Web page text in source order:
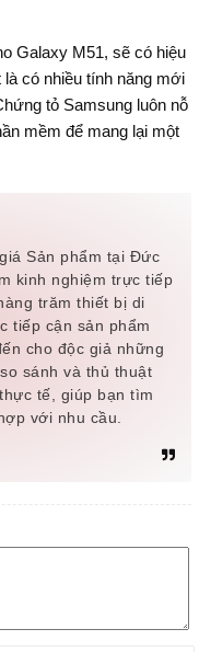
Galaxy M51, sẽ có hiệu
có nhiều tính năng mới
tỏ Samsung luôn nỗ
mềm để mang lại một
Sản phẩm tại Đức
kinh nghiệm trực tiếp
trăm thiết bị di
tiếp cận sản phẩm
cho độc giả những
sánh và thủ thuật
tế, giúp bạn tìm
với nhu cầu.